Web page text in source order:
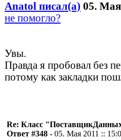
Anatol писал(а) 05.
не помогло?
Увы.
Правда я пробовал без
потому как закладки
Re: Класс
Ответ #348 - 05. Мая 2011 ::